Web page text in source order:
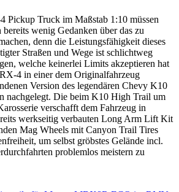
Pickup Truck im Maßstab 1:10 müssen
wenig Gedanken über das zu
denn die Leistungsfähigkeit dieses
Straßen und Wege ist schlichtweg
welche keinerlei Limits akzeptieren hat
4 in einer dem Originalfahrzeug
Version des legendären Chevy K10
nachgelegt. Die beim K10 High Trail um
verschafft dem Fahrzeug in
werkseitig verbauten Long Arm Lift Kit
Mag Wheels mit Canyon Trail Tires
um selbst gröbstes Gelände incl.
problemlos meistern zu